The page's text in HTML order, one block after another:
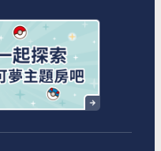
MIMARU東京 八丁堀